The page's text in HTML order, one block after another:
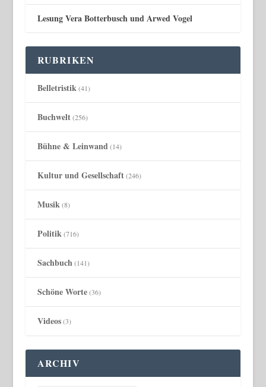
Lesung Vera Botterbusch und Arwed Vogel
RUBRIKEN
Belletristik (41)
Buchwelt(256)
Bühne & Leinwand (14)
Kultur und Gesellschaft(246)
Musik (8)
Politik (716)
Sachbuch (141)
Schöne Worte(36)
Videos(3)
ARCHIV